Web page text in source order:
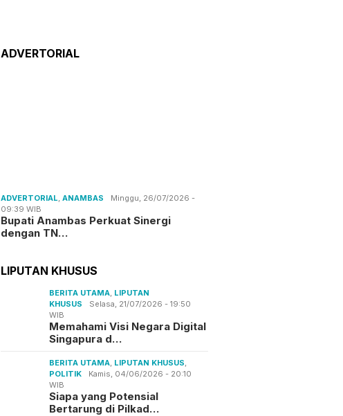
ADVERTORIAL
ADVERTORIAL ,ANAMBAS
Minggu, 26/07/2026 -
09:39 WIB
Bupati Anambas Perkuat Sinergi
dengan TN…
LIPUTAN KHUSUS
BERITA UTAMA LIPUTAN
KHUSUS
Selasa, 21/07/2026 - 19:50
WIB
Memahami Visi Negara Digital
Singapura d…
BERITA UTAMA LIPUTAN KHUSUS
POLITIK
Kamis, 04/06/2026 - 20:10
WIB
Siapa yang Potensial
Bertarung di Pilkad…